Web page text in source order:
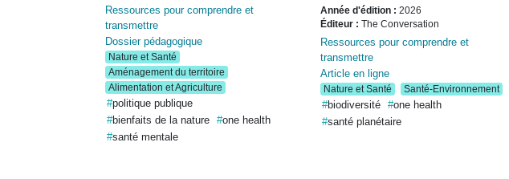
Ressources pour comprendre et
transmettre
Dossier pédagogique
Nature et Santé
Aménagement du territoire
Alimentation et Agriculture
politique publique
bienfaits de la nature
one health
santé mentale
Année d'édition : 2026
Éditeur : The Conversation
Ressources pour comprendre et
transmettre
Article en ligne
Nature et Santé Santé-Environnement
biodiversité
one health
santé planétaire